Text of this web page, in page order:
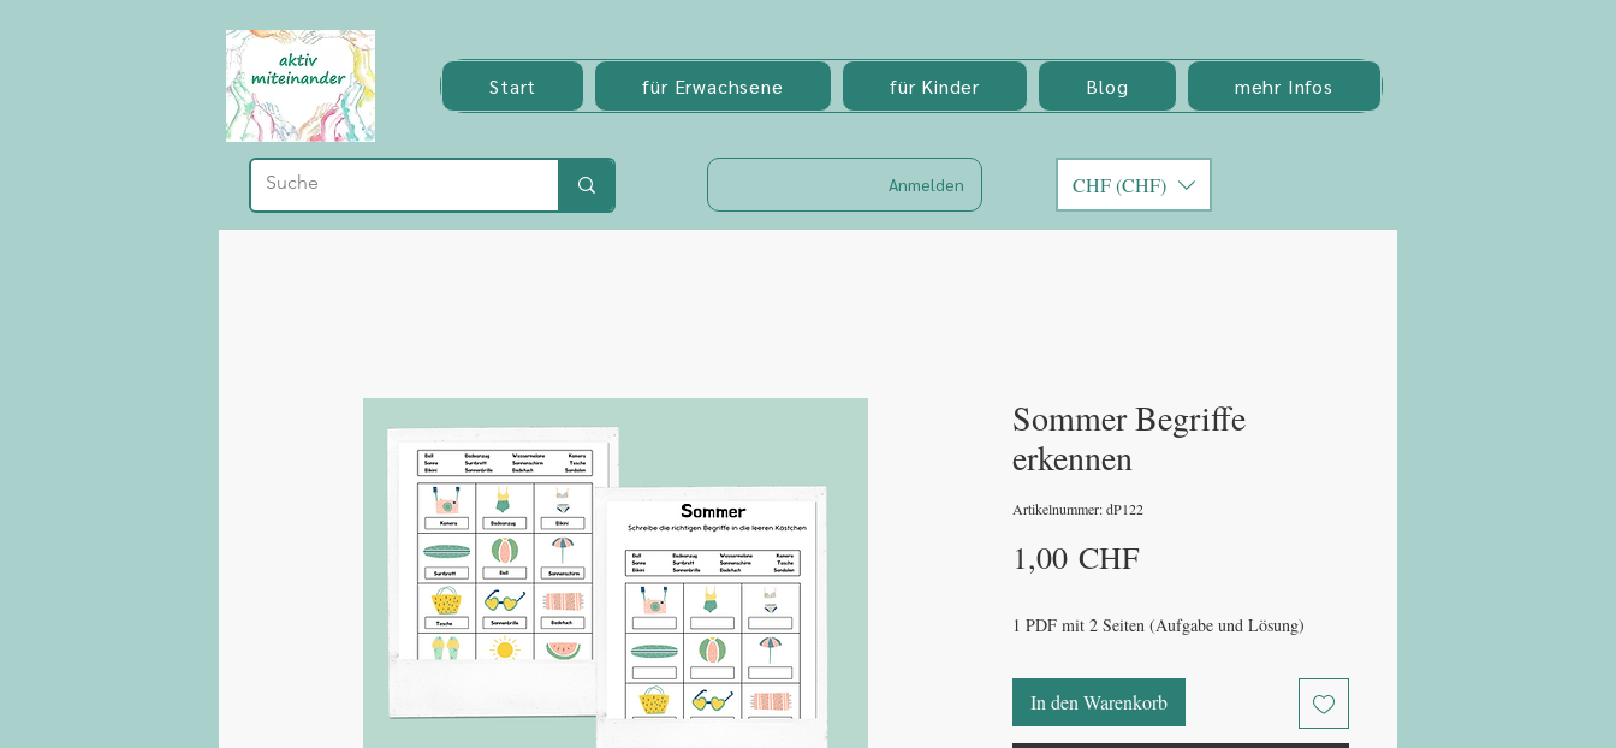
Start für Erwachsene für Kinder Blog mehr Infos
Anmelden CHF (CHF)
Sommer Begriffe
erkennen
Artikelnummer: dP122
1,00 CHFPreis
1 PDF mit 2 Seiten (Aufgabe und Lösung)
In den Warenkorb